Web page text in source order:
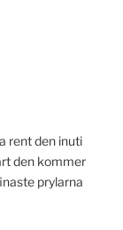
rent den inuti
den kommer
prylarna